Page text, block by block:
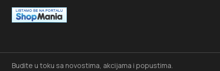
Budite u toku sa novostima, akcijama i popustima.